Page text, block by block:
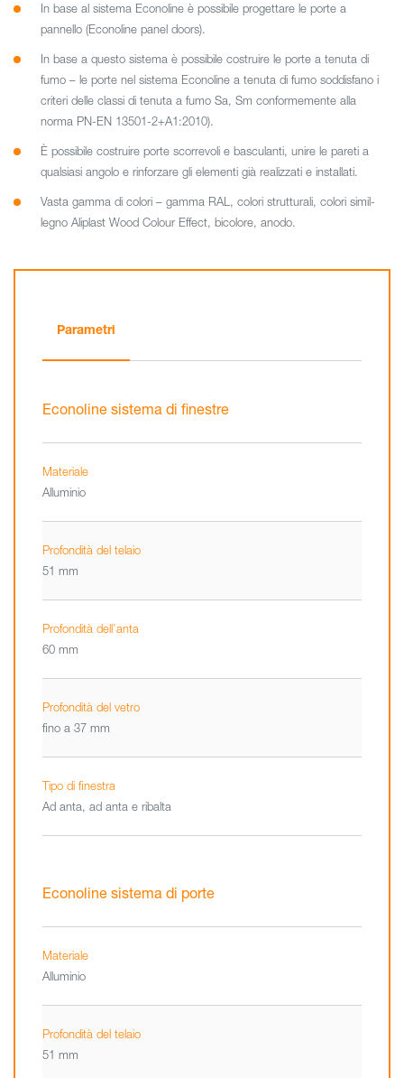
In base al sistema Econoline è possibile progettare le porte a
pannello (Econoline panel doors).
In base a questo sistema è possibile costruire le porte a tenuta di
fumo – le porte nel sistema Econoline a tenuta di fumo soddisfano i
criteri delle classi di tenuta a fumo Sa, Sm conformemente alla
norma PN-EN 13501-2+A1:2010).
È possibile costruire porte scorrevoli e basculanti, unire le pareti a
qualsiasi angolo e rinforzare gli elementi già realizzati e installati.
Vasta gamma di colori – gamma RAL, colori strutturali, colori simil-
legno Aliplast Wood Colour Effect, bicolore, anodo.
Parametri
Econoline sistema di finestre
Materiale
Alluminio
Profondità del telaio
51 mm
Profondità dell’anta
60 mm
Profondità del vetro
fino a 37 mm
Tipo di finestra
Ad anta, ad anta e ribalta
Econoline sistema di porte
Materiale
Alluminio
Profondità del telaio
51 mm